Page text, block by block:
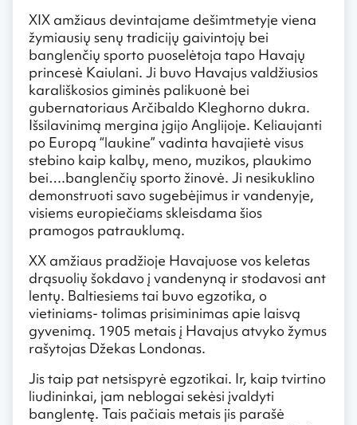
XIX amžiaus devintajame dešimtmetyje viena
žymiausių senų tradicijų gaivintojų bei
banglenčių sporto puoselėtoja tapo Havajų
princesė Kaiulani. Ji buvo Havajus valdžiusios
karališkosios giminės palikuonė bei
gubernatoriaus Arčibaldo Kleghorno dukra.
Išsilavinimą mergina įgijo Anglijoje. Keliaujanti
po Europą “laukine” vadinta havajietė visus
stebino kaip kalbų, meno, muzikos, plaukimo
bei….banglenčių sporto žinovė. Ji nesikuklino
demonstruoti savo sugebėjimus ir vandenyje,
visiems europiečiams skleisdama šios
pramogos patrauklumą.
XX amžiaus pradžioje Havajuose vos keletas
drąsuolių šokdavo į vandenyną ir stodavosi ant
lentų. Baltiesiems tai buvo egzotika, o
vietiniams- tolimas prisiminimas apie laisvą
gyvenimą. 1905 metais į Havajus atvyko žymus
rašytojas Džekas Londonas.
Jis taip pat netsispyrė egzotikai. Ir, kaip tvirtino
liudininkai, jam neblogai sekėsi įvaldyti
banglentę. Tais pačiais metais jis parašė